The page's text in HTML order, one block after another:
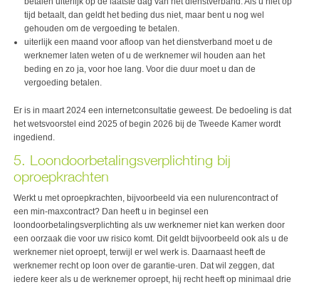
tijd betaalt, dan geldt het beding dus niet, maar bent u nog wel
gehouden om de vergoeding te betalen.
uiterlijk een maand voor afloop van het dienstverband moet u de
werknemer laten weten of u de werknemer wil houden aan het
beding en zo ja, voor hoe lang. Voor die duur moet u dan de
vergoeding betalen.
Er is in maart 2024 een internetconsultatie geweest. De bedoeling is dat
het wetsvoorstel eind 2025 of begin 2026 bij de Tweede Kamer wordt
ingediend.
5. Loondoorbetalingsverplichting bij
oproepkrachten
Werkt u met oproepkrachten, bijvoorbeeld via een nulurencontract of
een min-maxcontract? Dan heeft u in beginsel een
loondoorbetalingsverplichting als uw werknemer niet kan werken door
een oorzaak die voor uw risico komt. Dit geldt bijvoorbeeld ook als u de
werknemer niet oproept, terwijl er wel werk is. Daarnaast heeft de
werknemer recht op loon over de garantie-uren. Dat wil zeggen, dat
iedere keer als u de werknemer oproept, hij recht heeft op minimaal drie